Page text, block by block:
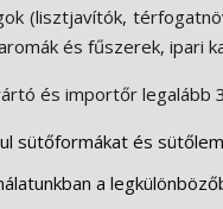
(lisztjavítók,
és fűszerek, ipari
és importőr
sütőformákat és
a